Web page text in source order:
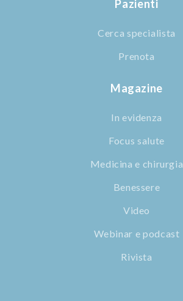
Pazienti
Cerca specialista
Prenota
Magazine
In evidenza
Focus salute
Medicina e chirurgia
Benessere
Video
Webinar e podcast
Rivista